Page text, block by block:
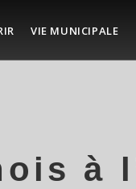
VIE MUNICIPALE
à